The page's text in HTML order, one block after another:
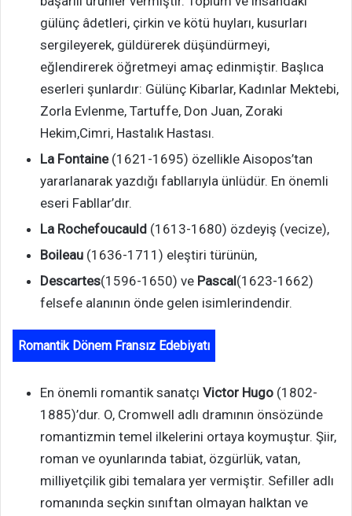
gülünç âdetleri, çirkin ve kötü huyları, kusurları
sergileyerek, güldürerek düşündürmeyi,
eğlendirerek öğretmeyi amaç edinmiştir. Başlıca
eserleri şunlardır: Gülünç Kibarlar, Kadınlar Mektebi,
Zorla Evlenme, Tartuffe, Don Juan, Zoraki
Hekim,Cimri, Hastalık Hastası.
La Fontaine(1621-1695) özellikle Aisopos’tan
yararlanarak yazdığı fabllarıyla ünlüdür. En önemli
eseri Fabllar’dır.
La Rochefoucauld (1613-1680) özdeyiş (vecize),
Boileau (1636-1711) eleştiri türünün,
Descartes(1596-1650) ve Pascal(1623-1662)
felsefe alanının önde gelen isimlerindendir.
Romantik Dönem Fransız Edebiyatı
En önemli romantik sanatçı Victor Hugo (1802-
1885)’dur. O, Cromwell adlı dramının önsözünde
romantizmin temel ilkelerini ortaya koymuştur. Şiir,
roman ve oyunlarında tabiat, özgürlük, vatan,
milliyetçilik gibi temalara yer vermiştir. Sefiller adlı
romanında seçkin sınıftan olmayan halktan ve